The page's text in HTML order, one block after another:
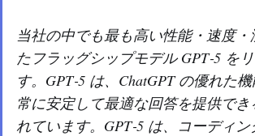
当社の中でも最も高い性能・速度・
たフラッグシップモデル GPT‑5 を
す。GPT‑5 は、ChatGPT の優れた機
常に安定して最適な回答を提供で
れています。GPT‑5 は、コーディ